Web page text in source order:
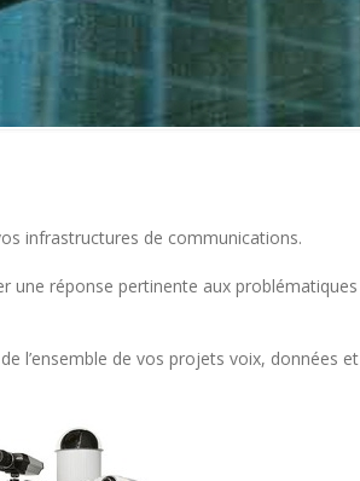
infrastructures de communications.
une réponse pertinente aux problématiques
l’ensemble de vos projets voix, données et